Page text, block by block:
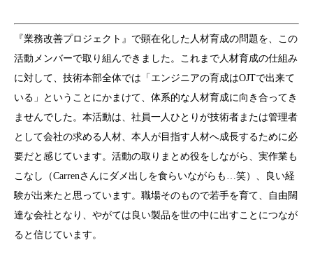
『業務改善プロジェクト』で顕在化した人材育成の問題を、この
活動メンバーで取り組んできました。これまで人材育成の仕組み
に対して、技術本部全体では「エンジニアの育成はOJTで出来て
いる」ということにかまけて、体系的な人材育成に向き合ってき
ませんでした。本活動は、社員一人ひとりが技術者または管理者
として会社の求める人材、本人が目指す人材へ成長するために必
要だと感じています。活動の取りまとめ役をしながら、実作業も
こなし（Carrenさんにダメ出しを食らいながらも…笑）、良い経
験が出来たと思っています。職場そのもので若手を育て、自由闊
達な会社となり、やがては良い製品を世の中に出すことにつなが
ると信じています。